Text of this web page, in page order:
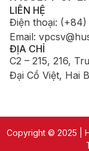
LIÊN HỆ
Điện thoại: (+84)
Email:
ĐỊA CHỈ
C2 – 215, 216,
Đại Cồ Việt, Hai
Copyright © 2025 |